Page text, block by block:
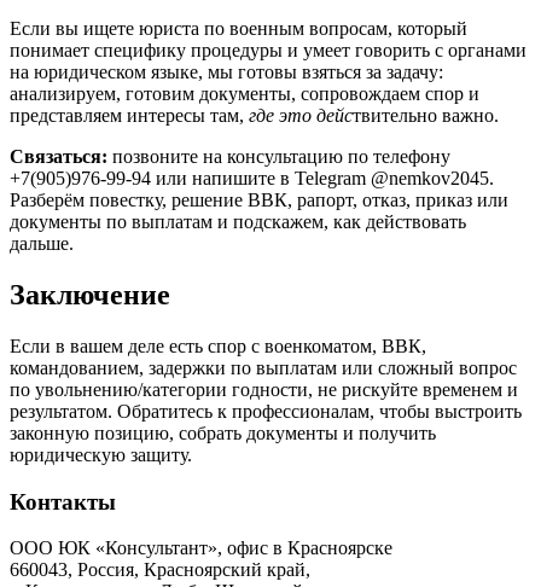
Если вы ищете юриста по военным вопросам, который
понимает специфику процедуры и умеет говорить с органами
на юридическом языке, мы готовы взяться за задачу:
анализируем, готовим документы, сопровождаем спор и
представляем интересы там, где это действительно важно.
Связаться: позвоните на консультацию по телефону
+7(905)976-99-94 или напишите в Telegram @nemkov2045.
Разберём повестку, решение ВВК, рапорт, отказ, приказ или
документы по выплатам и подскажем, как действовать
дальше.
Заключение
Если в вашем деле есть спор с военкоматом, ВВК,
командованием, задержки по выплатам или сложный вопрос
по увольнению/категории годности, не рискуйте временем и
результатом. Обратитесь к профессионалам, чтобы выстроить
законную позицию, собрать документы и получить
юридическую защиту.
Контакты
ООО ЮК «Консультант», офис в Красноярске
660043, Россия, Красноярский край,